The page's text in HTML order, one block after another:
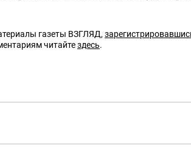
газеты ВЗГЛЯД,
читайтездесь.